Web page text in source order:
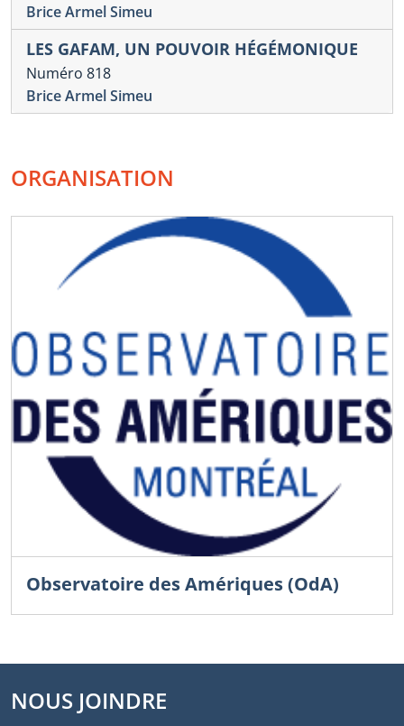
Brice Armel Simeu
LES GAFAM, UN POUVOIR HÉGÉMONIQUE
Numéro 818
Brice Armel Simeu
ORGANISATION
Observatoire des Amériques (OdA)
NOUS JOINDRE